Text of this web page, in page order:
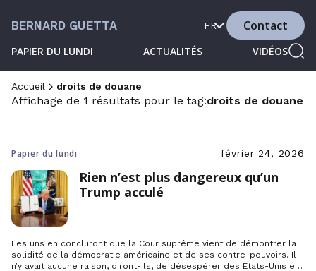
BERNARD GUETTA
PAPIER DU LUNDI ACTUALITÉS VIDÉOS
FR Contact
Accueil droits de douane
Affichage de 1 résultats pour le tag:droits de douane
Papier du lundi février 24, 2026
Rien n’est plus dangereux qu’un
Trump acculé
Les uns en concluront que la Cour suprême vient de démontrer la
solidité de la démocratie américaine et de ses contre-pouvoirs. Il
n’y avait aucune raison, diront-ils, de désespérer des Etats-Unis et